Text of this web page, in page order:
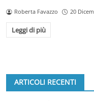
Roberta Favazzo 20
Leggi di più
ARTICOLI RECENTI